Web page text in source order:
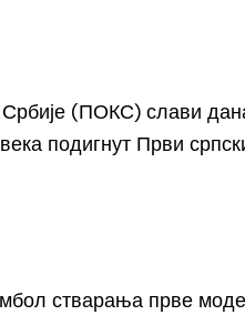
(ПОКС) слави
подигнут Први
стварања прве